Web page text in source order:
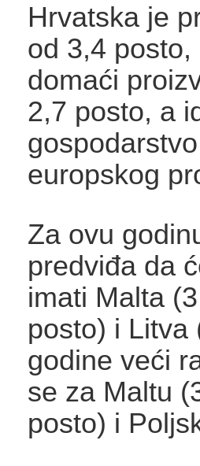
Hrvatska je
od 3,4
domaći
2,7 posto, a
europskog
Za ovu
predviđa da
imati Malta
posto) i Litva
godine veći
se za Maltu
posto) i